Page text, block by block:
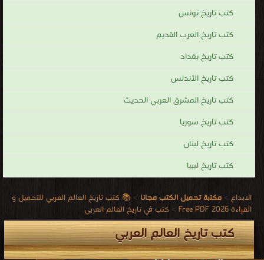
كتب تاريخ العالم العربي
كتب تاريخ تونس
كتب تاريخ العرب القديم
كتب تاريخ بغداد
كتب تاريخ الأندلس
كتب تاريخ المشرق العربي الحديث
كتب تاريخ سوريا
كتب تاريخ لبنان
كتب تاريخ ليبيا
📚 كتب تاريخ العالم العربي للتحميل و
القراءة 2026 Free PDF
>كتب في تاريخ العالم العربي
كتب تاريخ العالم العربي